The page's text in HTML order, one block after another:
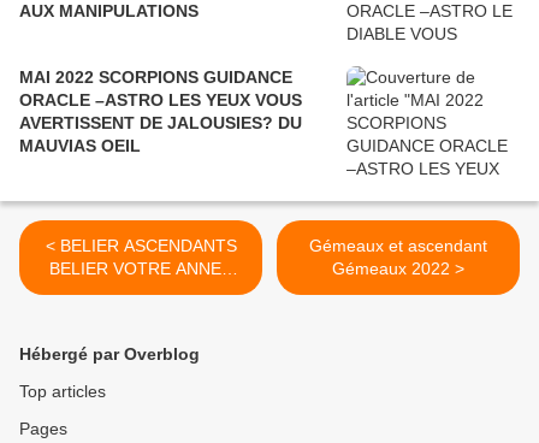
AUX MANIPULATIONS
MAI 2022 SCORPIONS GUIDANCE
ORACLE –ASTRO LES YEUX VOUS
AVERTISSENT DE JALOUSIES? DU
MAUVIAS OEIL
< BELIER ASCENDANTS
BELIER VOTRE ANNEE
2022 GUIDANCE ORACLE
Gémeaux et ascendant
Gémeaux 2022 >
Hébergé par Overblog
Top articles
Pages